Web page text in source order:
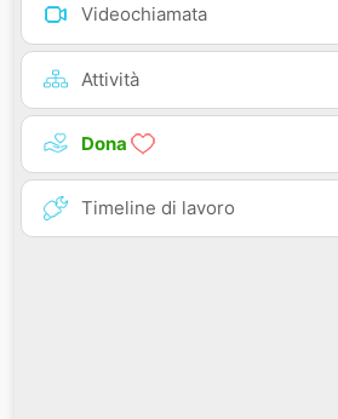
Videochiamata
Attività
Dona
Timeline di lavoro